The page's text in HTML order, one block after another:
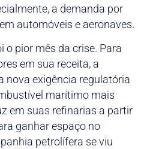
a demanda por
automóveis e aeronaves.
o pior mês da crise. Para
em sua receita, a
nova exigência regulatória
marítimo mais
em suas refinarias a partir
ganhar espaço no
petrolífera se viu